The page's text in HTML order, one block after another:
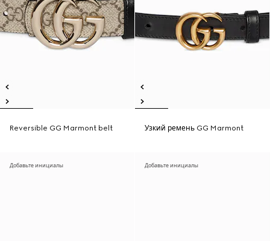
Reversible GG Marmont belt Узкий ремень GG Marmont
Добавьте инициалы Добавьте инициалы